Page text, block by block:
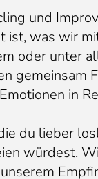
und
ist, was wir
oder unter
gemeinsam
in
du lieber
würdest.